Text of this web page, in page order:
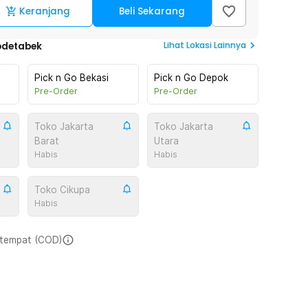
Keranjang Beli Sekarang
Lihat Lokasi Lainnya
Pick n Go Bekasi
Pre-Order
Pick n Go Depok
Pre-Order
Toko Jakarta
Barat
Habis
Toko Jakarta
Utara
Habis
Toko Cikupa
Habis
(COD)